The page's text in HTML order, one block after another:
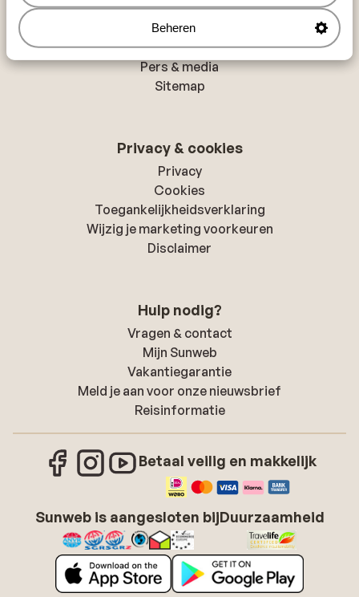
Beheren
Over Sunweb
Verantwoord op vakantie
Vacatures
Pers & media
Sitemap
Privacy & cookies
Privacy
Cookies
Toegankelijkheidsverklaring
Wijzig je marketing voorkeuren
Disclaimer
Hulp nodig?
Vragen & contact
Mijn Sunweb
Vakantiegarantie
Meld je aan voor onze nieuwsbrief
Reisinformatie
Betaal veilig en makkelijk
Sunweb is aangesloten bijDuurzaamheid